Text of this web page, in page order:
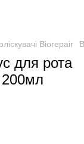
Biorepair
для рота
200мл